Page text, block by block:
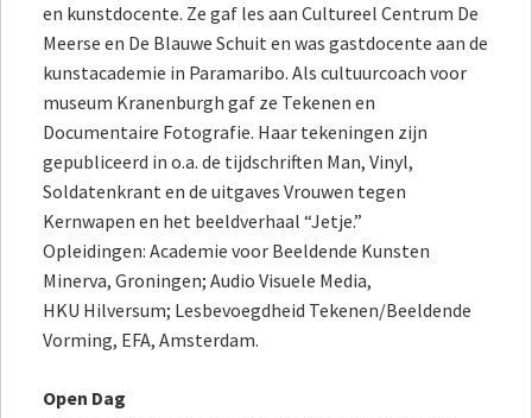
en kunstdocente. Ze gaf les aan Cultureel Centrum De
Meerse en De Blauwe Schuit en was gastdocente aan de
kunstacademie in Paramaribo. Als cultuurcoach voor
museum Kranenburgh gaf ze Tekenen en
Documentaire Fotografie. Haar tekeningen zijn
gepubliceerd in o.a. de tijdschriften Man, Vinyl,
Soldatenkrant en de uitgaves Vrouwen tegen
Kernwapen en het beeldverhaal “Jetje.”
Opleidingen: Academie voor Beeldende Kunsten
Minerva, Groningen; Audio Visuele Media,
HKU Hilversum; Lesbevoegdheid Tekenen/Beeldende
Vorming, EFA, Amsterdam.
Open Dag